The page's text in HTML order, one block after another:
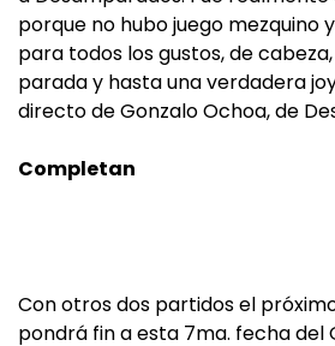
porque no hubo juego mezquino
para todos los gustos, de
parada y hasta una verdadera
directo de Gonzalo Ochoa, de
Completan
Con otros dos partidos el
pondrá fin a esta 7ma. fecha del